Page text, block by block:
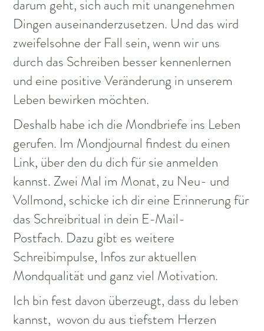
darum geht, sich auch mit unangenehmen
Dingen auseinanderzusetzen. Und das wird
zweifelsohne der Fall sein, wenn wir uns
durch das Schreiben besser kennenlernen
und eine positive Veränderung in unserem
Leben bewirken möchten.
Deshalb habe ich die Mondbriefe ins Leben
gerufen. Im Mondjournal findest du einen
Link, über den du dich für sie anmelden
kannst. Zwei Mal im Monat, zu Neu- und
Vollmond, schicke ich dir eine Erinnerung für
das Schreibritual in dein E-Mail-
Postfach. Dazu gibt es weitere
Schreibimpulse, Infos zur aktuellen
Mondqualität und ganz viel Motivation.
Ich bin fest davon überzeugt, dass du leben
kannst, wovon du aus tiefstem Herzen